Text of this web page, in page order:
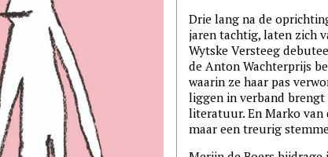
Drie lang na de
jaren tachtig, laten zich
Wytske Versteeg
de Anton Wachterprijs
waarin ze haar pas
liggen in verband
literatuur. En Marko van
maar een treurig